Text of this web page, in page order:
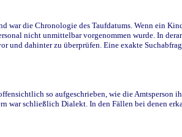
die Chronologie des Taufdatums. Wenn ein
nicht unmittelbar vorgenommen wurde. In
dahinter zu überprüfen. Eine exakte
so aufgeschrieben, wie die Amtsperson
war schließlich Dialekt. In den Fällen bei denen